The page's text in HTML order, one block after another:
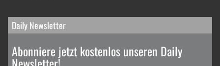
Daily Newsletter
Abonniere jetzt kostenlos unseren Daily